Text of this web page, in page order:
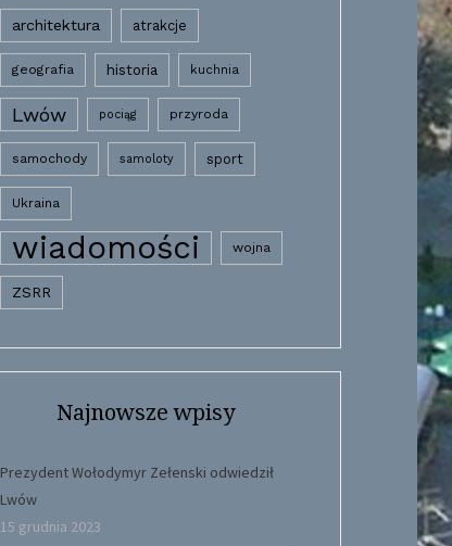
architektura atrakcje
geografia historia kuchnia
Lwów pociąg przyroda
samochody samoloty sport
Ukraina
wiadomości wojna
ZSRR
Najnowsze wpisy
Prezydent Wołodymyr Zełenski odwiedził
Lwów
15 grudnia 2023